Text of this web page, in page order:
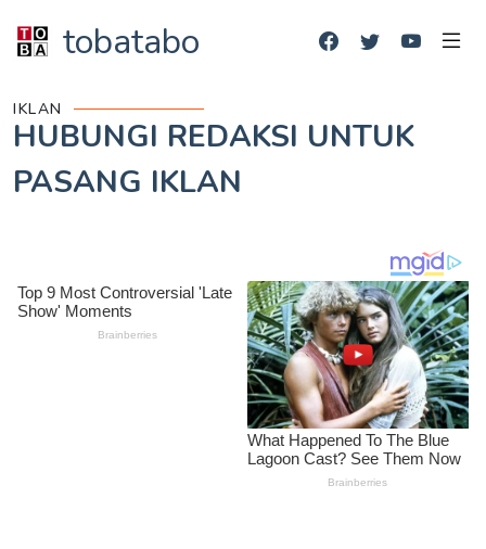
tobatabo
IKLAN
HUBUNGI REDAKSI UNTUK
PASANG IKLAN